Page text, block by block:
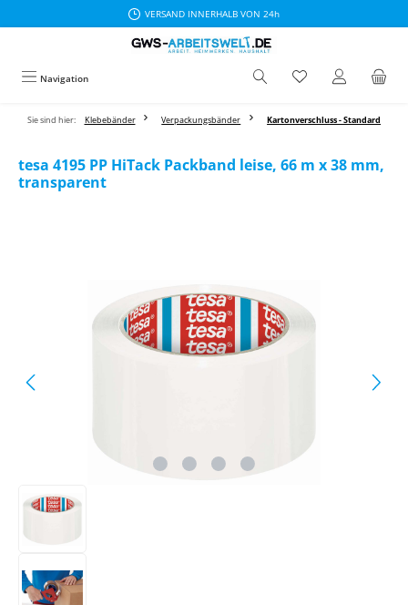
VERSAND INNERHALB VON 24h
Navigation
Sie sind hier: Klebebänder Verpackungsbänder Kartonverschluss - Standard
tesa 4195 PP HiTack Packband leise, 66 m x 38 mm,
transparent